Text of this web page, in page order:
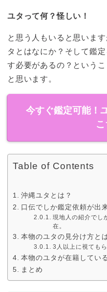
ユタって何？怪しい！
と思う人もいると思いま
タとはなにか？そして鑑
す必要があるの？という
と思います。
今すぐ鑑定可能！
Table of Contents
沖縄ユタとは？
口伝でしか鑑定依頼が出
現地人の紹介でし
在。
本物のユタの見分け方と
3人以上に視てもら
本物のユタが在籍してい
まとめ